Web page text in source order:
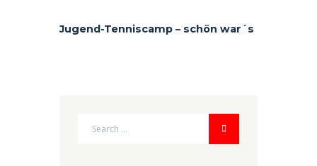
Jugend-Tenniscamp – schön war´s